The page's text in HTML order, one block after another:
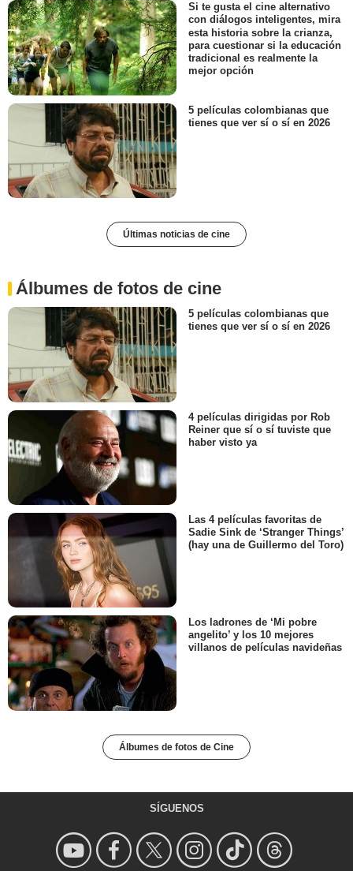
Si te gusta el cine alternativo
con diálogos inteligentes, mira
esta historia sobre la crianza,
para cuestionar si la educación
tradicional es realmente la
mejor opción
5 películas colombianas que
tienes que ver sí o sí en 2026
Últimas noticias de cine
Álbumes de fotos de cine
5 películas colombianas que
tienes que ver sí o sí en 2026
4 películas dirigidas por Rob
Reiner que sí o sí tuviste que
haber visto ya
Las 4 películas favoritas de
Sadie Sink de ‘Stranger Things’
(hay una de Guillermo del Toro)
Los ladrones de ‘Mi pobre
angelito’ y los 10 mejores
villanos de películas navideñas
Álbumes de fotos de Cine
SÍGUENOS